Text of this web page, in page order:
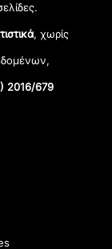
, χωρίς
2016/679